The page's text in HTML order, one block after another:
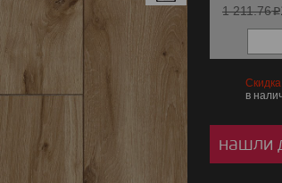
1 211.76p
в
нашли